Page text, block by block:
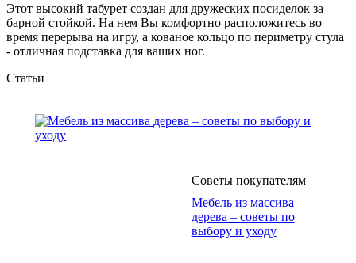
Этот высокий табурет создан для дружеских посиделок за
барной стойкой. На нем Вы комфортно расположитесь во
время перерыва на игру, а кованое кольцо по периметру стула
- отличная подставка для ваших ног.
Статьи
Советы покупателям
Мебель из массива
дерева – советы по
выбору и уходу